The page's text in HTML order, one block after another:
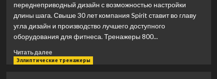
Trainer
(Лучшая
переднеприводный дизайн с возможностью настройки
длины шага. Свыше 30 лет компания Spirit ставит во главу
угла дизайн и производство лучшего доступного
оборудования для фитнеса. Тренажеры 800...
Читать далееПрочитать
больше
Эллиптические тренажеры